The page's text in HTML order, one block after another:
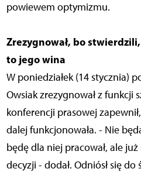
powiewem optymizmu.
Zrezygnował, bo
to jego wina
W poniedziałek (14 stycznia)
Owsiak zrezygnował z funkcji
konferencji prasowej
dalej funkcjonowała. - Nie
będę dla niej pracował, ale
decyzji - dodał. Odniósł się